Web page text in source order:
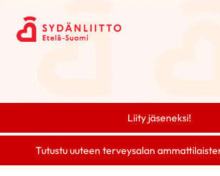
Liity jäseneksi!
Tutustu uuteen terveysalan